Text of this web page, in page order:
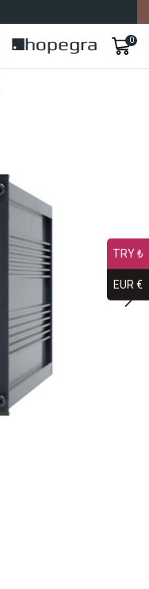
0
TRY ₺
EUR €